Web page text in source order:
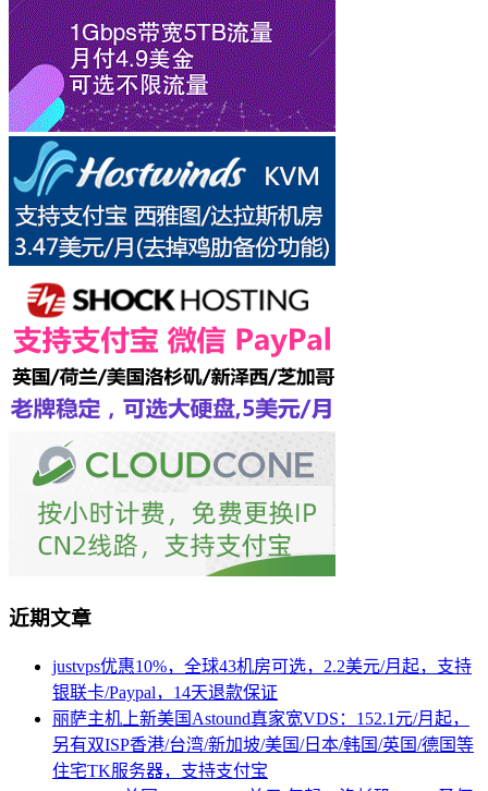
近期文章
justvps优惠10%，全球43机房可选，2.2美元/月起，支持
银联卡/Paypal，14天退款保证
丽萨主机上新美国Astound真家宽VDS：152.1元/月起，
另有双ISP香港/台湾/新加坡/美国/日本/韩国/英国/德国等
住宅TK服务器，支持支付宝